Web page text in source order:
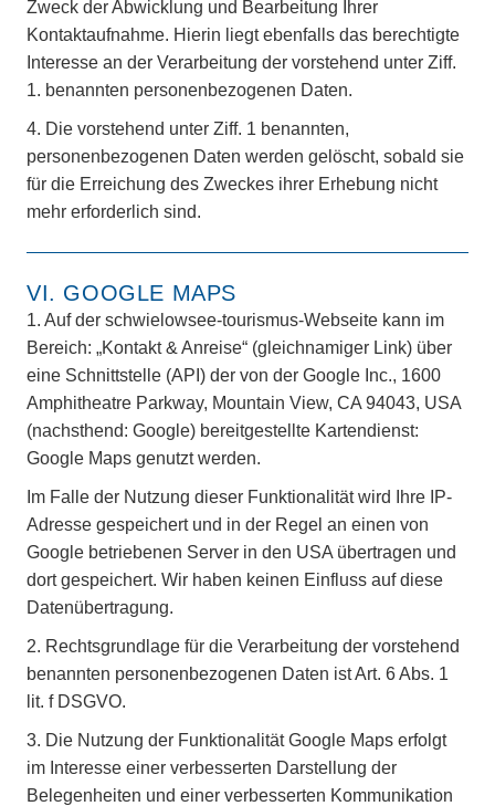
Zweck der Abwicklung und Bearbeitung Ihrer
Kontaktaufnahme. Hierin liegt ebenfalls das berechtigte
Interesse an der Verarbeitung der vorstehend unter Ziff.
1. benannten personenbezogenen Daten.
4. Die vorstehend unter Ziff. 1 benannten,
personenbezogenen Daten werden gelöscht, sobald sie
für die Erreichung des Zweckes ihrer Erhebung nicht
mehr erforderlich sind.
VI. GOOGLE MAPS
1. Auf der schwielowsee-tourismus-Webseite kann im
Bereich: „Kontakt & Anreise“ (gleichnamiger Link) über
eine Schnittstelle (API) der von der Google Inc., 1600
Amphitheatre Parkway, Mountain View, CA 94043, USA
(nachsthend: Google) bereitgestellte Kartendienst:
Google Maps genutzt werden.
Im Falle der Nutzung dieser Funktionalität wird Ihre IP-
Adresse gespeichert und in der Regel an einen von
Google betriebenen Server in den USA übertragen und
dort gespeichert. Wir haben keinen Einfluss auf diese
Datenübertragung.
2. Rechtsgrundlage für die Verarbeitung der vorstehend
benannten personenbezogenen Daten ist Art. 6 Abs. 1
lit. f DSGVO.
3. Die Nutzung der Funktionalität Google Maps erfolgt
im Interesse einer verbesserten Darstellung der
Belegenheiten und einer verbesserten Kommunikation